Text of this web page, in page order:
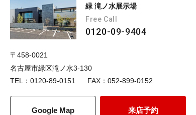
緑 滝ノ水展示場
Free Call
0120-09-9404
〒458-0021
名古屋市緑区滝ノ水3-130
TEL：0120-89-0151
FAX：052-899-0152
Google Map 来店予約